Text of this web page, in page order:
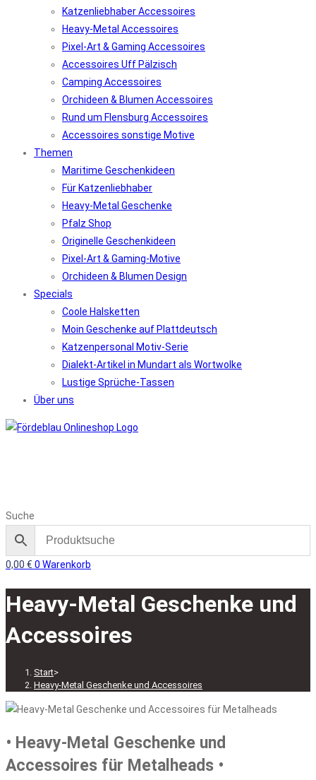
Katzenliebhaber Accessoires
Heavy-Metal Accessoires
Pixel-Art & Gaming Accessoires
Accessoires Uff Pälzisch
Camping Accessoires
Orchideen & Blumen Accessoires
Rund um Flensburg Accessoires
Accessoires sonstige Motive
Themen
Maritime Geschenkideen
Für Katzenliebhaber
Heavy-Metal Geschenke
Pfalz Shop
Originelle Geschenkideen
Pixel-Art & Gaming-Motive
Orchideen & Blumen Design
Specials
Coole Halsketten
Moin Geschenke auf Plattdeutsch
Katzenpersonal Motiv-Serie
Dialekt-Artikel in Mundart als Wortwolke
Lustige Sprüche-Tassen
Über uns
Suche
0,00 € 0 Warenkorb
Heavy-Metal Geschenke und
Accessoires
Start>
Heavy-Metal Geschenke und Accessoires
• Heavy-Metal Geschenke und
Accessoires für Metalheads •